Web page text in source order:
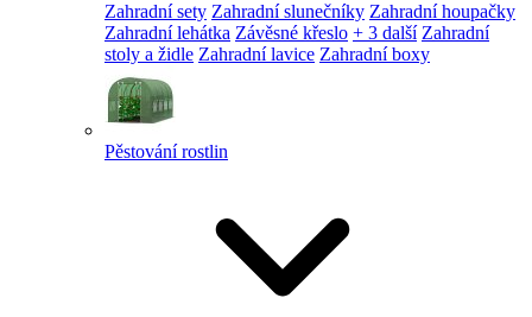
Zahradní sety Zahradní slunečníky Zahradní houpačky
Zahradní lehátka Závěsné křeslo + 3 další Zahradní
stoly a židle Zahradní lavice Zahradní boxy
Pěstování rostlin